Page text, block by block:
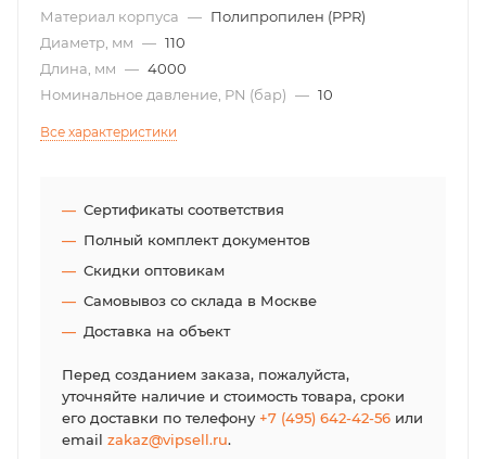
Материал корпуса — Полипропилен (PPR)
Диаметр, мм — 110
Длина, мм — 4000
Номинальное давление, PN (бар) — 10
Все характеристики
Сертификаты соответствия
Полный комплект документов
Скидки оптовикам
Самовывоз со склада в Москве
Доставка на объект
Перед созданием заказа, пожалуйста,
уточняйте наличие и стоимость товара, сроки
его доставки по телефону+7 (495) 642-42-56 или
email zakaz@vipsell.ru.